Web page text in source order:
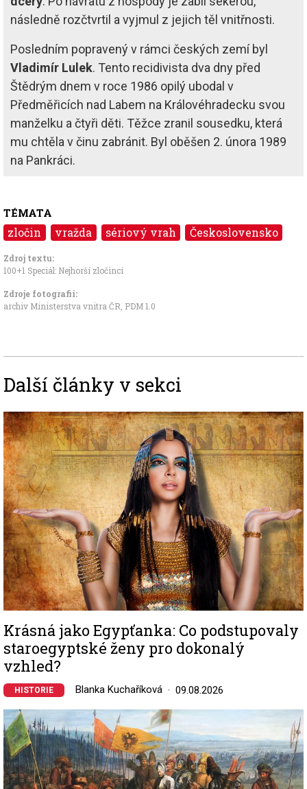
následně rozčtvrtil a vyjmul z jejich těl vnitřnosti.
Posledním popravený v rámci českých zemí byl
Vladimír Lulek. Tento recidivista dva dny před
Štědrým dnem v roce 1986 opilý ubodal v
Předměřicích nad Labem na Královéhradecku svou
manželku a čtyři děti. Těžce zranil sousedku, která
mu chtěla v činu zabránit. Byl oběšen 2. února 1989
na Pankráci.
TÉMATA
zločin vražda sériový vrah Československo
Zdroj textu:
100+1 Speciál: Nejhorší zločinci
Zdroje fotografii:
archiv Ministerstva vnitra ČR PDM 1.0
Další články v sekci
Image
Krásná jako Egypťanka: Co podstupovaly
staroegyptské ženy pro dokonalý
vzhled?
HISTORIE Blanka Kuchaříková 09.08.2026
Image